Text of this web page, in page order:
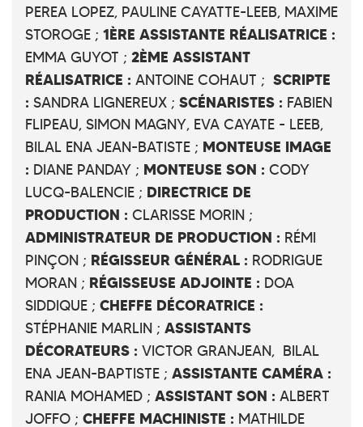
PEREA LOPEZ, PAULINE CAYATTE-LEEB, MAXIME
STOROGE ; 1ÈRE ASSISTANTE RÉALISATRICE :
EMMA GUYOT ; 2ÈME ASSISTANT
RÉALISATRICE : ANTOINE COHAUT ; SCRIPTE
: SANDRA LIGNEREUX ; SCÉNARISTES : FABIEN
FLIPEAU, SIMON MAGNY, EVA CAYATE - LEEB,
BILAL ENA JEAN-BATISTE ; MONTEUSE IMAGE
: DIANE PANDAY ; MONTEUSE SON : CODY
LUCQ-BALENCIE ; DIRECTRICE DE
PRODUCTION : CLARISSE MORIN ;
ADMINISTRATEUR DE PRODUCTION : RÉMI
PINÇON ; RÉGISSEUR GÉNÉRAL : RODRIGUE
MORAN ; RÉGISSEUSE ADJOINTE : DOA
SIDDIQUE ; CHEFFE DÉCORATRICE :
STÉPHANIE MARLIN ; ASSISTANTS
DÉCORATEURS : VICTOR GRANJEAN, BILAL
ENA JEAN-BAPTISTE ; ASSISTANTE CAMÉRA :
RANIA MOHAMED ; ASSISTANT SON : ALBERT
JOFFO ; CHEFFE MACHINISTE : MATHILDE